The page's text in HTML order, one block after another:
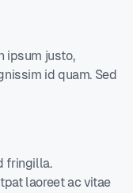
ipsum justo,
id quam. Sed
fringilla.
laoreet ac vitae